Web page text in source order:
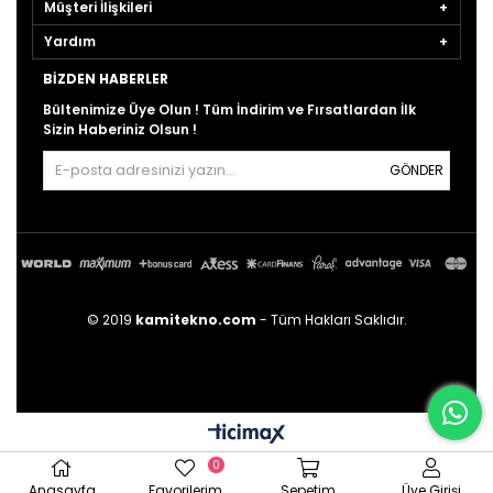
Müşteri İlişkileri
Yardım
BIZDEN HABERLER
Bültenimize Üye Olun ! Tüm İndirim ve Fırsatlardan İlk
Sizin Haberiniz Olsun !
GÖNDER
© 2019 kamitekno.com - Tüm Hakları Saklıdır.
0